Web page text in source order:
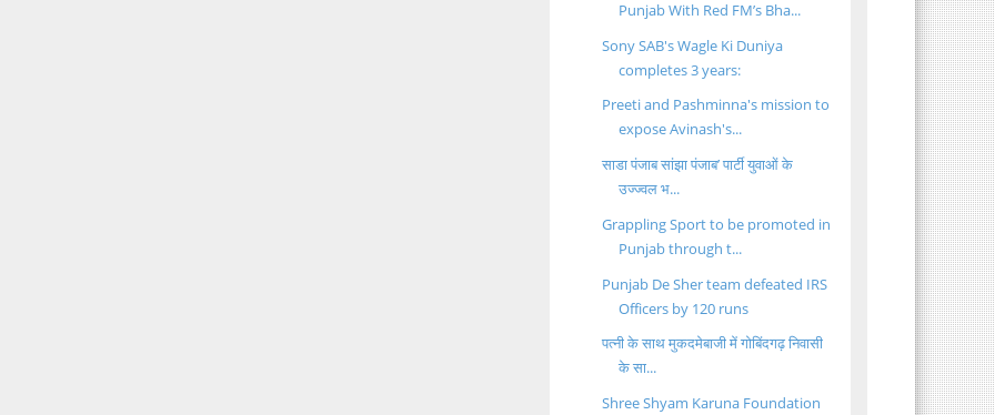
Punjab With Red FM’s Bha...
Sony SAB's Wagle Ki Duniya
completes 3 years:
Preeti and Pashminna's mission to
expose Avinash's...
साडा पंजाब सांझा पंजाब’ पार्टी युवाओं के
उज्ज्वल भ...
Grappling Sport to be promoted in
Punjab through t...
Punjab De Sher team defeated IRS
Officers by 120 runs
पत्नी के साथ मुकदमेबाजी में गोबिंदगढ़ निवासी
के सा...
Shree Shyam Karuna Foundation